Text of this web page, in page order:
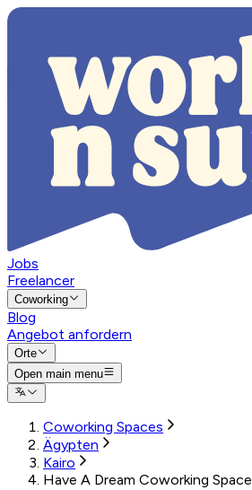
Jobs
Freelancer
Coworking
Blog
Angebot anfordern
Orte
Open main menu
Coworking Spaces
Ägypten
Kairo
Have A Dream Coworking Space